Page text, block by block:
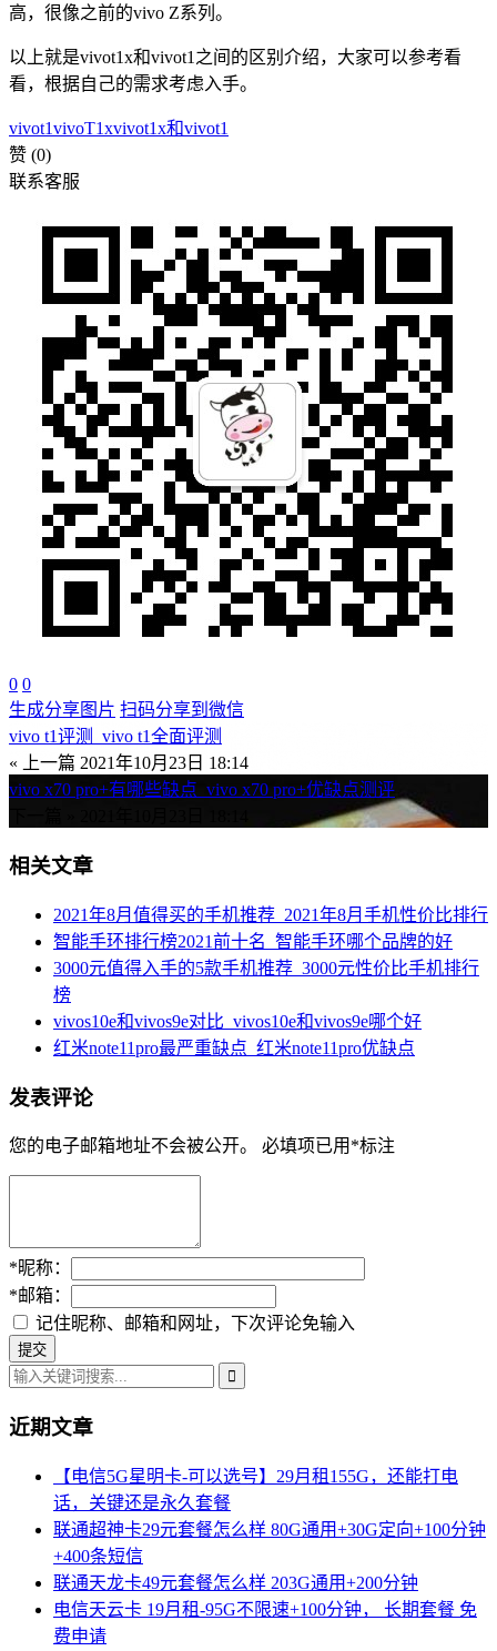
高，很像之前的vivo Z系列。
以上就是vivot1x和vivot1之间的区别介绍，大家可以参考看
看，根据自己的需求考虑入手。
vivot1vivoT1xvivot1x和vivot1
赞 (0)
联系客服
0 0
生成分享图片 扫码分享到微信
vivo t1评测_vivo t1全面评测
« 上一篇 2021年10月23日 18:14
vivo x70 pro+有哪些缺点_vivo x70 pro+优缺点测评
相关文章
2021年8月值得买的手机推荐_2021年8月手机性价比排行
智能手环排行榜2021前十名_智能手环哪个品牌的好
3000元值得入手的5款手机推荐_3000元性价比手机排行
榜
vivos10e和vivos9e对比_vivos10e和vivos9e哪个好
红米note11pro最严重缺点_红米note11pro优缺点
发表评论
您的电子邮箱地址不会被公开。 必填项已用 *标注
*昵称：
*邮箱：
记住昵称、邮箱和网址，下次评论免输入
近期文章
【电信5G星明卡-可以选号】29月租155G，还能打电
话，关键还是永久套餐
联通超神卡29元套餐怎么样 80G通用+30G定向+100分钟
+400条短信
联通天龙卡49元套餐怎么样 203G通用+200分钟
电信天云卡 19月租-95G不限速+100分钟， 长期套餐 免
费申请